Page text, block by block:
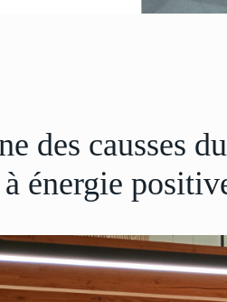
des causses
énergie